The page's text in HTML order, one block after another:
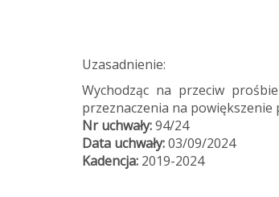
Uzasadnienie:
Wychodząc na przeciw
przeznaczenia na
Nr uchwały:94/24
Data uchwały:03/09/2024
Kadencja: 2019-2024